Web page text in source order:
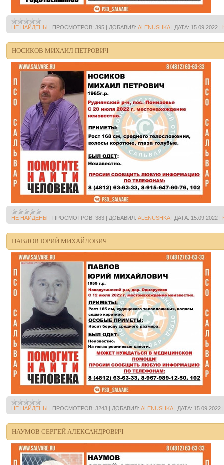
НЕ НАЙДЕНЫ | ПРОСМОТРОВ: 395 | ДОБАВИЛ: ALENUSHKA| ДАТА: 15.09.2022 |
НОСИКОВ МИХАИЛ ПЕТРОВИЧ
НЕ НАЙДЕНЫ | ПРОСМОТРОВ: 383 | ДОБАВИЛ: ALENUSHKA| ДАТА: 15.09.2022 |
ПАВЛОВ ЮРИЙ МИХАЙЛОВИЧ
НЕ НАЙДЕНЫ | ПРОСМОТРОВ: 3243 | ДОБАВИЛ: ALENUSHKA| ДАТА: 15.09.2022
НАУМОВ СЕРГЕЙ АЛЕКСАНДРОВИЧ